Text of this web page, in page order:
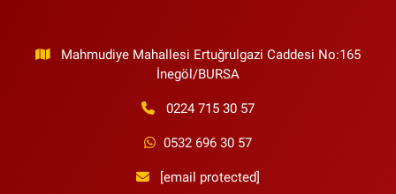
Mahmudiye Mahallesi Ertuğrulgazi Caddesi No:165
İnegöl/BURSA
0224 715 30 57
0532 696 30 57
[email protected]